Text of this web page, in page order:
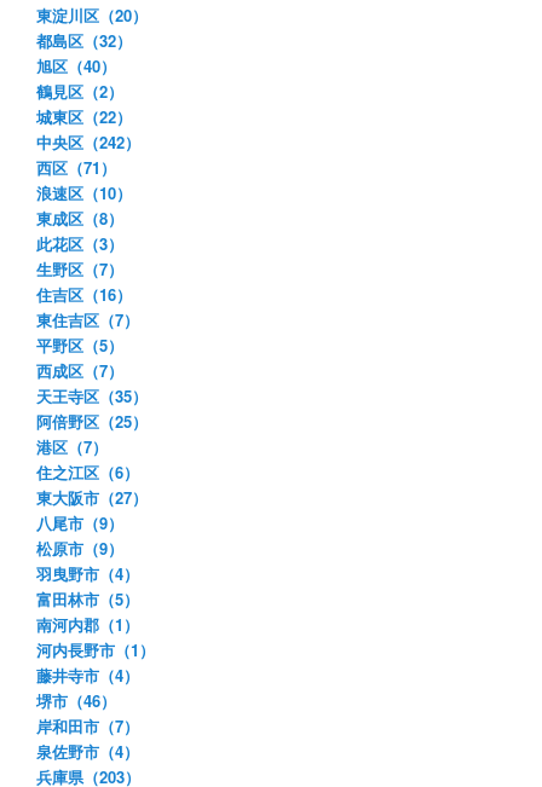
東淀川区（20）
都島区（32）
旭区（40）
鶴見区（2）
城東区（22）
中央区（242）
西区（71）
浪速区（10）
東成区（8）
此花区（3）
生野区（7）
住吉区（16）
東住吉区（7）
平野区（5）
西成区（7）
天王寺区（35）
阿倍野区（25）
港区（7）
住之江区（6）
東大阪市（27）
八尾市（9）
松原市（9）
羽曳野市（4）
富田林市（5）
南河内郡（1）
河内長野市（1）
藤井寺市（4）
堺市（46）
岸和田市（7）
泉佐野市（4）
兵庫県（203）